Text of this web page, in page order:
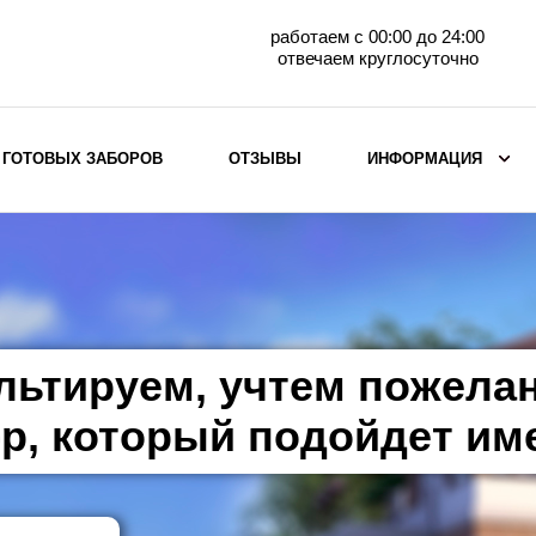
работаем с 00:00 до 24:00
отвечаем круглосуточно
горизонтального
Металлические заборы для дачи
Забор жалюзи с кирпичными столбами
Металлические заборы
Металлические ограждения
ГОТОВЫХ ЗАБОРОВ ОТЗЫВЫ ИНФОРМАЦИЯ
учтем
который подойдет